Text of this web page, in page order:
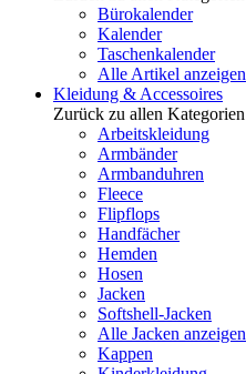
Bürokalender
Kalender
Taschenkalender
Alle Artikel anzeigen
Kleidung & Accessoires
Zurück zu allen Kategorien
Arbeitskleidung
Armbänder
Armbanduhren
Fleece
Flipflops
Handfächer
Hemden
Hosen
Jacken
Softshell-Jacken
Alle Jacken anzeigen
Kappen